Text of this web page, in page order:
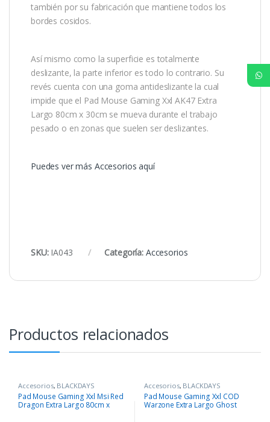
también por su fabricación que mantiene todos los
bordes cosidos.
Así mismo como la superficie es totalmente
deslizante, la parte inferior es todo lo contrario. Su
revés cuenta con una goma antideslizante la cual
impide que el Pad Mouse Gaming Xxl AK47 Extra
Largo 80cm x 30cm se mueva durante el trabajo
pesado o en zonas que suelen ser deslizantes.
Puedes ver más Accesorios aquí
SKU: IA043 Categoría: Accesorios
Productos relacionados
Accesorios, BLACKDAYS
Pad Mouse Gaming Xxl Msi Red
Dragon Extra Largo 80cm x
Accesorios, BLACKDAYS
Pad Mouse Gaming Xxl COD
Warzone Extra Largo Ghost